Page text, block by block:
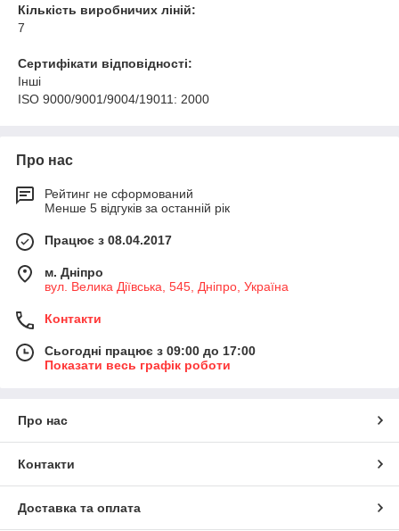
Кількість виробничих ліній:
7
Сертифікати відповідності:
Інші
ISO 9000/9001/9004/19011: 2000
Про нас
Рейтинг не сформований
Менше 5 відгуків за останній рік
Працює з 08.04.2017
м. Дніпро
вул. Велика Діївська, 545, Дніпро, Україна
Контакти
Сьогодні працює з 09:00 до 17:00
Показати весь графік роботи
Про нас
Контакти
Доставка та оплата